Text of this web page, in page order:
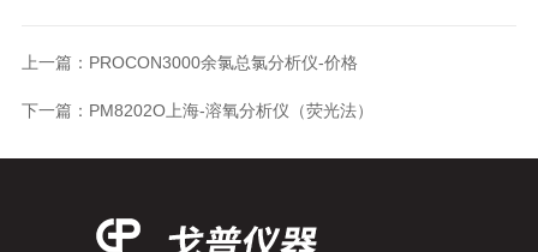
上一篇： PROCON3000余氯总氯分析仪-价格
下一篇： PM8202O上海-溶氧分析仪（荧光法）